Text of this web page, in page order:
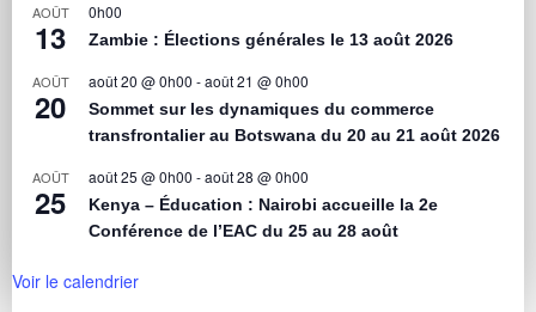
AOÛT
13
0h00
Zambie : Élections générales le 13 août 2026
AOÛT
20
août 20 @ 0h00 -août 21 @ 0h00
Sommet sur les dynamiques du commerce
transfrontalier au Botswana du 20 au 21 août 2026
AOÛT
25
août 25 @ 0h00 -août 28 @ 0h00
Kenya – Éducation : Nairobi accueille la 2e
Conférence de l’EAC du 25 au 28 août
Voir le calendrier